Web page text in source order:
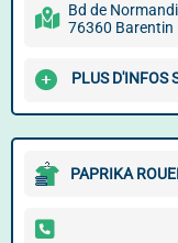
Bd de
76360 Barentin
PLUS D'INFOS
PAPRIKA